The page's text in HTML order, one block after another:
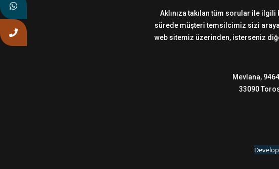
Aklınıza takılan tüm sorular ile
sürede müşteri temsilcimiz sizi
web sitemiz üzerinden, isterseniz
Mevlana,
33090